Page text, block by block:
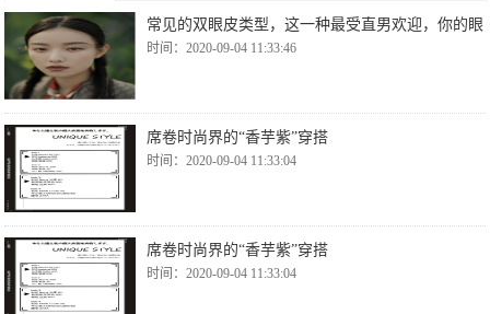
常见的双眼皮类型，这一种最受直男欢迎，你的眼
时间：2020-09-04 11:33:46
席卷时尚界的“香芋紫”穿搭
时间：2020-09-04 11:33:04
席卷时尚界的“香芋紫”穿搭
时间：2020-09-04 11:33:04